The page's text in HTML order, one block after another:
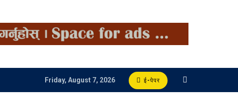
Friday, August 7, 2026 ई-पेपर